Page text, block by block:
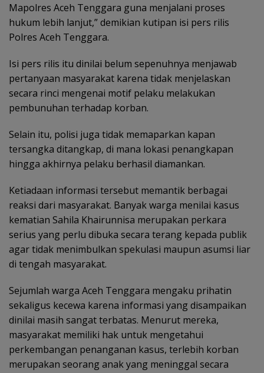
Mapolres Aceh Tenggara guna menjalani proses
hukum lebih lanjut,” demikian kutipan isi pers rilis
Polres Aceh Tenggara.
Isi pers rilis itu dinilai belum sepenuhnya menjawab
pertanyaan masyarakat karena tidak menjelaskan
secara rinci mengenai motif pelaku melakukan
pembunuhan terhadap korban.
Selain itu, polisi juga tidak memaparkan kapan
tersangka ditangkap, di mana lokasi penangkapan
hingga akhirnya pelaku berhasil diamankan.
Ketiadaan informasi tersebut memantik berbagai
reaksi dari masyarakat. Banyak warga menilai kasus
kematian Sahila Khairunnisa merupakan perkara
serius yang perlu dibuka secara terang kepada publik
agar tidak menimbulkan spekulasi maupun asumsi liar
di tengah masyarakat.
Sejumlah warga Aceh Tenggara mengaku prihatin
sekaligus kecewa karena informasi yang disampaikan
dinilai masih sangat terbatas. Menurut mereka,
masyarakat memiliki hak untuk mengetahui
perkembangan penanganan kasus, terlebih korban
merupakan seorang anak yang meninggal secara